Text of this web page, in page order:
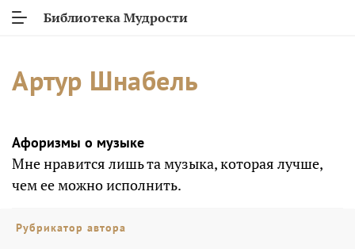
Библиотека Мудрости
Артур Шнабель
Афоризмы о музыке
Мне нравится лишь та музыка, которая лучше,
чем ее можно исполнить.
Рубрикатор автора